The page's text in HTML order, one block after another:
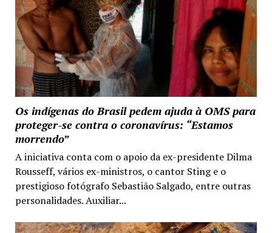
Os indígenas do Brasil pedem ajuda à OMS para
proteger-se contra o coronavírus: “Estamos
morrendo”
A iniciativa conta com o apoio da ex-presidente Dilma
Rousseff, vários ex-ministros, o cantor Sting e o
prestigioso fotógrafo Sebastião Salgado, entre outras
personalidades. Auxiliar...